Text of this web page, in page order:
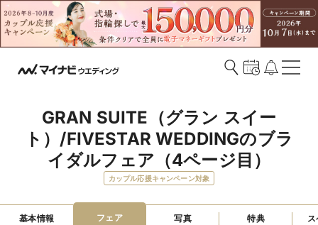
GRAN SUITE（グラン スイー
ト）/FIVESTAR WEDDINGのブラ
イダルフェア（4ページ目）
カップル応援キャンペーン対象
基本情報 フェア 写真 特典